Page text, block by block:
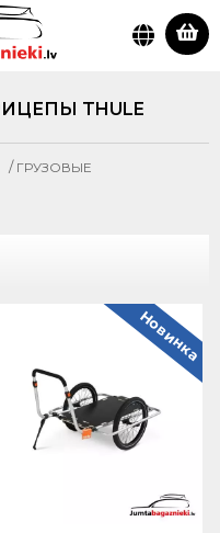
THULE
/ ГРУЗОВЫЕ
Новинка